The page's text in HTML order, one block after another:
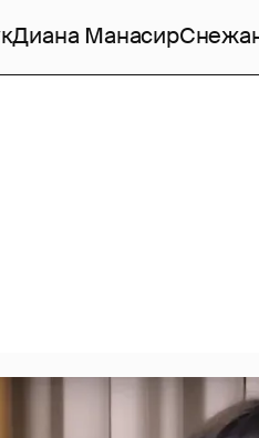
Диана Манасир